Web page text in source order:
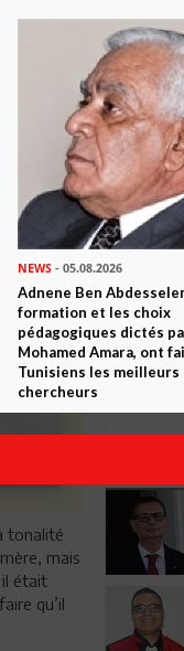
tonalité
mais
il était
qu’il
NEWS- 05.08.2026
Adnene Ben
formation et les choix
pédagogiques dictés
Mohamed Amara, ont
Tunisiens les meilleurs
chercheurs